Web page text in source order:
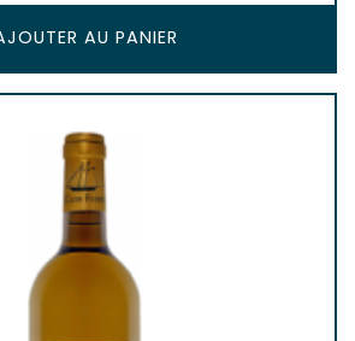
AU PANIER